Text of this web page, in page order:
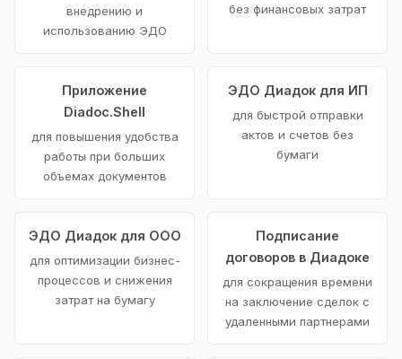
внедрению и
использованию ЭДО
без финансовых затрат
Приложение
Diadoc.Shell
для повышения удобства
работы при больших
объемах документов
ЭДО Диадок для ИП
для быстрой отправки
актов и счетов без
бумаги
ЭДО Диадок для ООО
для оптимизации бизнес-
процессов и снижения
затрат на бумагу
Подписание
договоров в Диадоке
для сокращения времени
на заключение сделок с
удаленными партнерами